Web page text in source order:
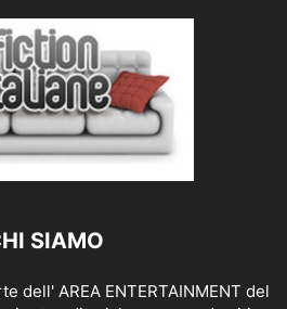
SIAMO
dell' AREA ENTERTAINMENT del